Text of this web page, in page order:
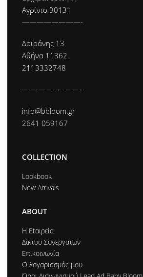
Αγρίνιο 30131
————————-
Δοϊράνης 13
Αθήνα 11362.
2113332748
————————-
info@bbloom.gr
2641 059167
COLLECTION
Lookbook
New Arrivals
ABOUT
Η Εtαιρεία
Δίκτυο Συνεργατών
Επικοινωνία
Ο λογαριασμός μου